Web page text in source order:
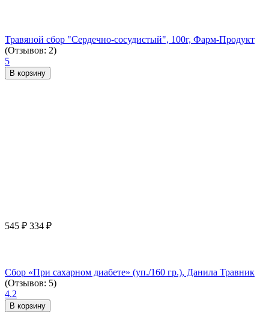
Травяной сбор "Сердечно-сосудистый", 100г, Фарм-Продукт
(Отзывов: 2)
5
В корзину
545 ₽ 334 ₽
Сбор «При сахарном диабете» (уп./160 гр.), Данила Травник
(Отзывов: 5)
4.2
В корзину